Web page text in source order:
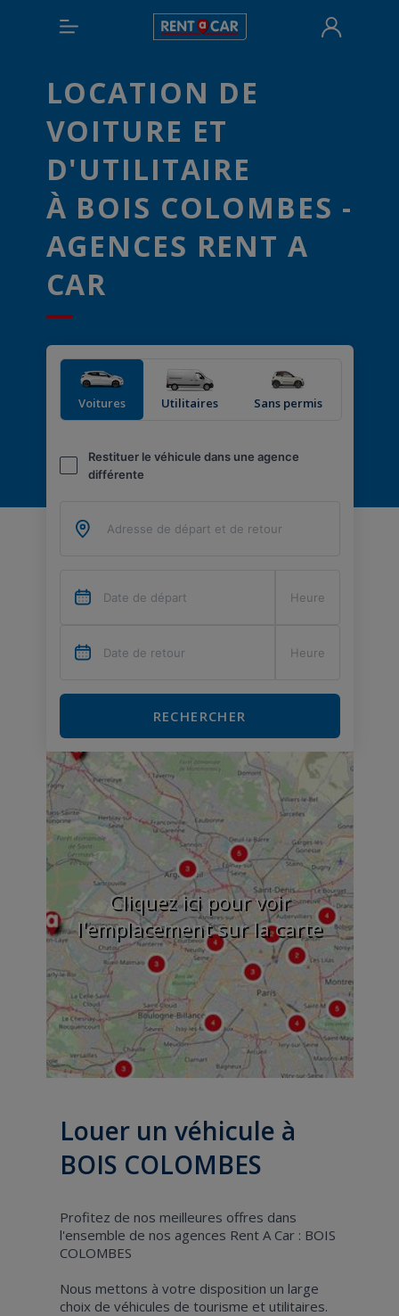
LOCATION DE
VOITURE ET
D'UTILITAIRE
À BOIS COLOMBES -
AGENCES RENT A
CAR
Voitures Utilitaires Sans permis
Restituer le véhicule dans une agence
différente
RECHERCHER
Cliquez ici pour voir
l'emplacement sur la carte
Louer un véhicule à
BOIS COLOMBES
Profitez de nos meilleures offres dans
l'ensemble de nos agences Rent A Car : BOIS
COLOMBES
Nous mettons à votre disposition un large
choix de véhicules de tourisme et utilitaires.